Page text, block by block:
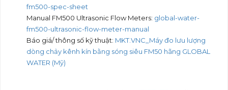
fm500-spec-sheet
Manual FM500 Ultrasonic Flow Meters: global-water-
fm500-ultrasonic-flow-meter-manual
Báo giá/ thông số kỹ thuật: MKT.VNC_Máy đo lưu lượng
dòng chảy kênh kín bằng sóng siêu FM50 hãng GLOBAL
WATER (Mỹ)